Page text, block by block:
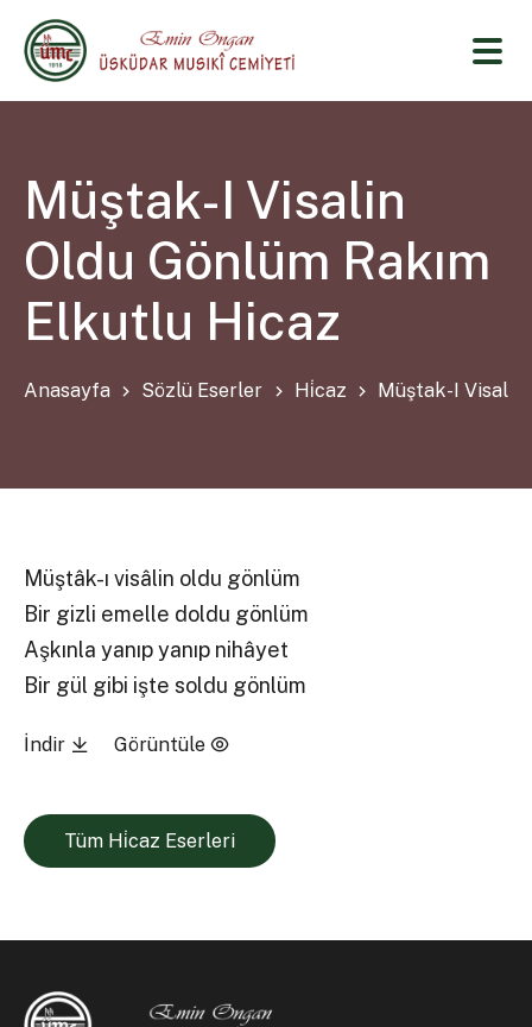
Müştak-I Visalin
Oldu Gönlüm Rakım
Elkutlu Hicaz
Anasayfa Sözlü Eserler Hi̇caz Müştak-I Visalin
Müştâk-ı visâlin oldu gönlüm
Bir gizli emelle doldu gönlüm
Aşkınla yanıp yanıp nihâyet
Bir gül gibi işte soldu gönlüm
İndir Görüntüle
Tüm Hi̇caz Eserleri